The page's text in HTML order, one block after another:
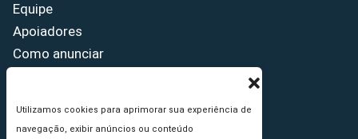
Utilizamos cookies para aprimorar sua experiência de
navegação, exibir anúncios ou conteúdo
Equipe
Apoiadores
Como anunciar